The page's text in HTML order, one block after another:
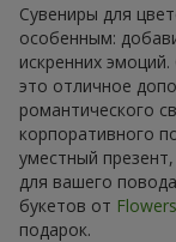
Сувениры для
особенным:
искренних
это отличное
романтического
корпоративного
уместный
для вашего
букетов от
подарок.